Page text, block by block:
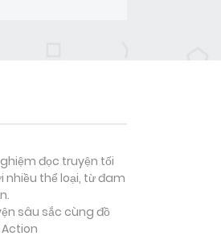
đọc truyện tối
thể loại, từ đam
sâu sắc cùng đồ
Action